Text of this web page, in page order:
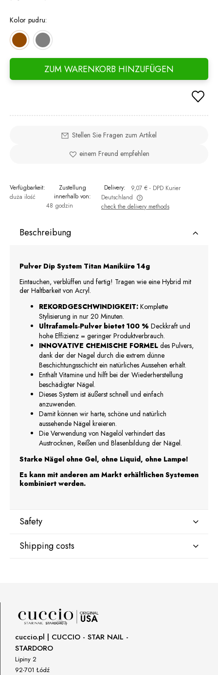
Kolor pudru:
ZUM WARENKORB HINZUFÜGEN
Stellen Sie Fragen zum Artikel
einem Freund empfehlen
Verfügbarkeit:
duża ilość
Zustellung
innerhalb von:
48 godzin
Delivery: 9,07 € - DPD Kurier
Deutschland
The price does not include any possible payment costs
check the delivery methods
Beschreibung
Pulver Dip System Titan Maniküre 14g
Eintauchen, verblüffen und fertig! Tragen wie eine Hybrid mit
der Haltbarkeit von Acryl.
REKORDGESCHWINDIGKEIT: Komplette
Stylisierung in nur 20 Minuten.
Ultrafamels-Pulver bietet 100 % Deckkraft und
hohe Effizienz = geringer Produktverbrauch.
INNOVATIVE CHEMISCHE FORMEL des Pulvers,
dank der der Nagel durch die extrem dünne
Beschichtungsschicht ein natürliches Aussehen erhält.
Enthält Vitamine und hilft bei der Wiederherstellung
beschädigter Nägel.
Dieses System ist äußerst schnell und einfach
anzuwenden.
Damit können wir harte, schöne und natürlich
aussehende Nägel kreieren.
Die Verwendung von Nagelöl verhindert das
Austrocknen, Reißen und Blasenbildung der Nägel.
Starke Nägel ohne Gel, ohne Liquid, ohne Lampe!
Es kann mit anderen am Markt erhältlichen Systemen
kombiniert werden.
Safety
Manufacturer
800 762 6245
Responsible person in the EU
Petar Bangeev
Chakalitsa 2A
2700 Blagoevgrad, Bułgaria
Shipping costs
cuccio.pl | CUCCIO - STAR NAIL -
STARDORO
Lipiny 2
92-701 Łódź